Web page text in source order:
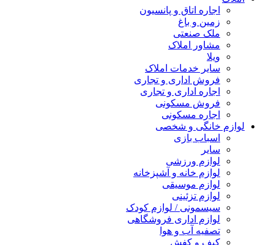
اجاره اتاق و پانسیون
زمین و باغ
ملک صنعتی
مشاور املاک
ویلا
سایر خدمات املاک
فروش اداری و تجاری
اجاره اداری و تجاری
فروش مسکونی
اجاره مسکونی
لوازم خانگی و شخصی
اسباب بازی
سایر
لوازم ورزشی
لوازم خانه و آشپزخانه
لوازم موسیقی
لوازم تزئینی
سیسمونی / لوازم کودک
لوازم اداری فروشگاهی
تصفیه آب و هوا
کیف و کفش